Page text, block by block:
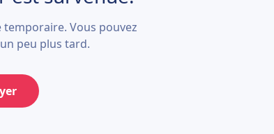
Vous pouvez
peu plus tard.